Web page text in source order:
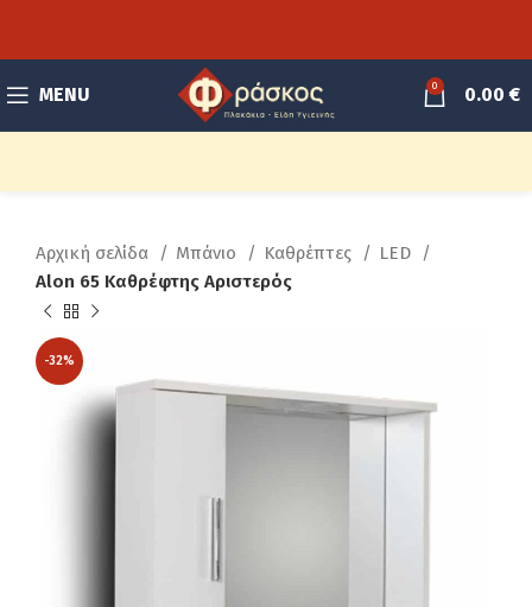
MENU 0 0.00€
Αρχική σελίδα Μπάνιο Καθρέπτες
LED
Alon 65 Καθρέφτης Αριστερός
-32%